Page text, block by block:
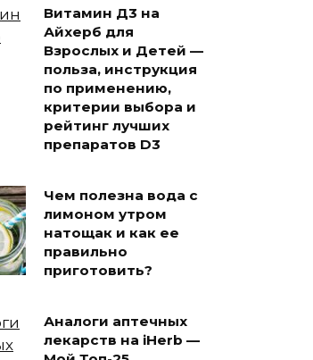
Витамин Д3 на
Айхерб для
Взрослых и Детей —
польза, инструкция
по применению,
критерии выбора и
рейтинг лучших
препаратов D3
Чем полезна вода с
лимоном утром
натощак и как ее
правильно
приготовить?
Аналоги аптечных
лекарств на iHerb —